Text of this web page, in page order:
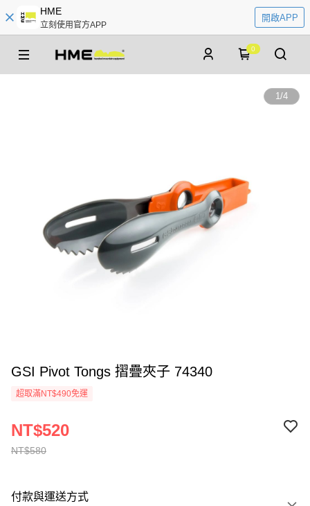
HME
立刻使用官方APP
開啟APP
0
1/4
GSI Pivot Tongs 摺疊夾子 74340
超取滿NT$490免運
NT$580
NT$520
付款與運送方式